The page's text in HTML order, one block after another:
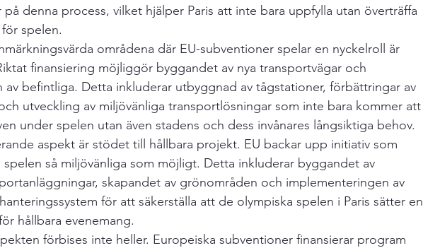
denna process, vilket hjälper Paris att inte bara uppfylla utan överträffa
spelen.
områdena där EU-subventioner spelar en nyckelroll är
finansiering möjliggör byggandet av nya transportvägar och
av befintliga. Detta inkluderar utbyggnad av tågstationer, förbättringar av
utveckling av miljövänliga transportlösningar som inte bara kommer att
under spelen utan även stadens och dess invånares långsiktiga behov.
aspekt är stödet till hållbara projekt. EU backar upp initiativ som
så miljövänliga som möjligt. Detta inkluderar byggandet av
skapandet av grönområden och implementeringen av
för att säkerställa att de olympiska spelen i Paris sätter en
hållbara evenemang.
förbises inte heller. Europeiska subventioner finansierar program